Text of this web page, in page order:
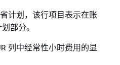
计划，该行项目表示在账
部分。
列中经常性小时费用的显